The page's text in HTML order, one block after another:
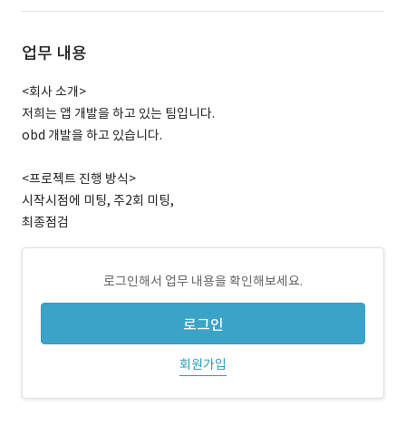
업무 내용
<회사 소개>
저희는 앱 개발을 하고 있는 팀입니다.
obd 개발을 하고 있습니다.
<프로젝트 진행 방식>
시작시점에 미팅, 주2회 미팅,
최종점검
로그인해서 업무 내용을 확인해보세요.
로그인
회원가입